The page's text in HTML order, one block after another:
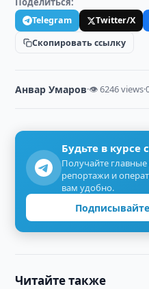
Telegram Twitter/X
Скопировать ссылку
Анвар Умаров·👁 6246 views·
Будьте в курсе
Получайте
репортажи и
вам удобно.
Читайте также